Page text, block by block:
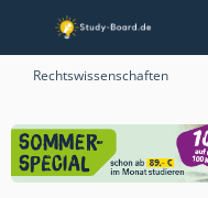
Rechtswissenschaften